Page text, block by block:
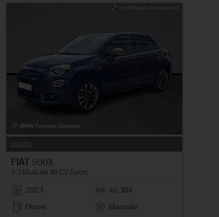
usato
FIAT 500X
1.3 MultiJet 95 CV Sport
2023
45.384
Diesel
Manuale